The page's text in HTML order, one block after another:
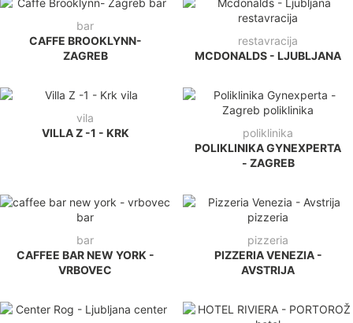
bar
CAFFE BROOKLYNN-
ZAGREB
restavracija
MCDONALDS - LJUBLJANA
vila
VILLA Z -1 - KRK
poliklinika
POLIKLINIKA GYNEXPERTA
- ZAGREB
bar
CAFFEE BAR NEW YORK -
VRBOVEC
pizzeria
PIZZERIA VENEZIA -
AVSTRIJA